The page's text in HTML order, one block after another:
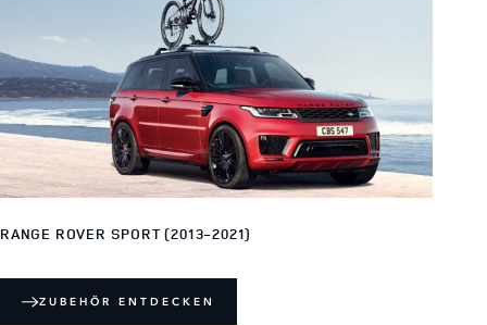
RANGE ROVER SPORT (2013-2021)
ZUBEHÖR ENTDECKEN